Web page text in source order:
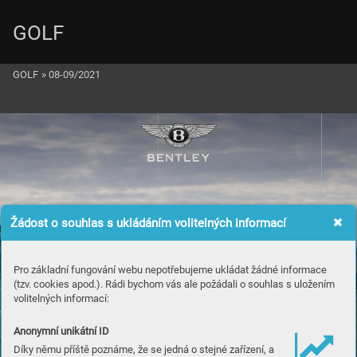
Žádost o souhlas s ukládáním volitelných informací
Pro základní fungování webu nepotřebujeme ukládat žádné informace
(tzv. cookies apod.). Rádi bychom vás ale požádali o souhlas s uložením
volitelných informací:
Anonymní unikátní ID
Díky němu příště poznáme, že se jedná o stejné zařízení, a
GOLF
GOLF » 08-09/2021